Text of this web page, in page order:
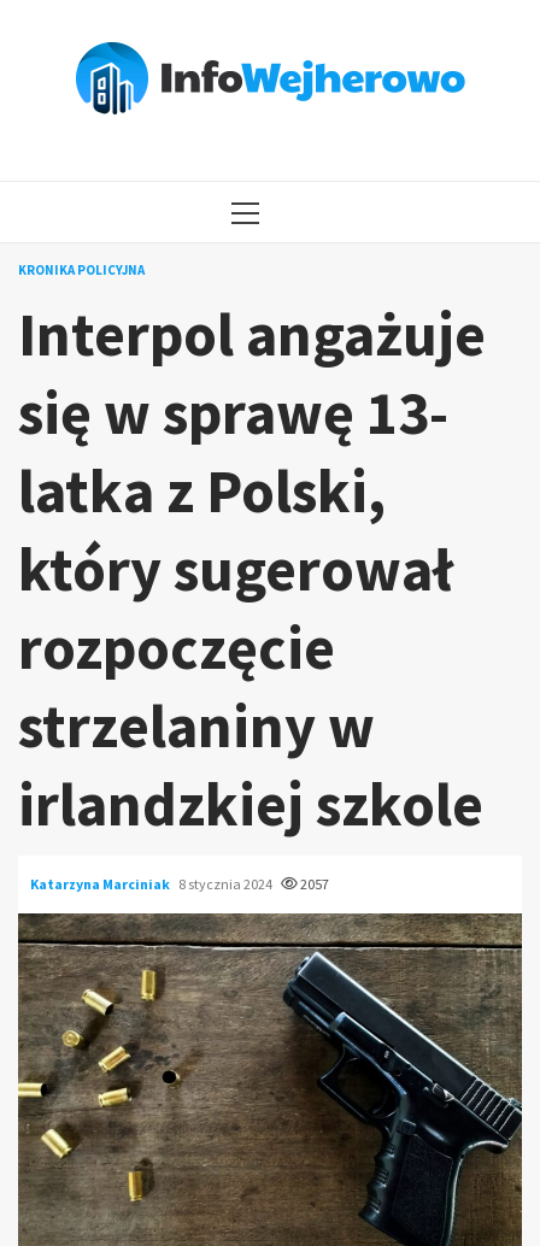
MENU
KRONIKA POLICYJNA
Interpol angażuje
się w sprawę 13-
latka z Polski,
który sugerował
rozpoczęcie
strzelaniny w
irlandzkiej szkole
Katarzyna Marciniak 8 stycznia 2024 2057